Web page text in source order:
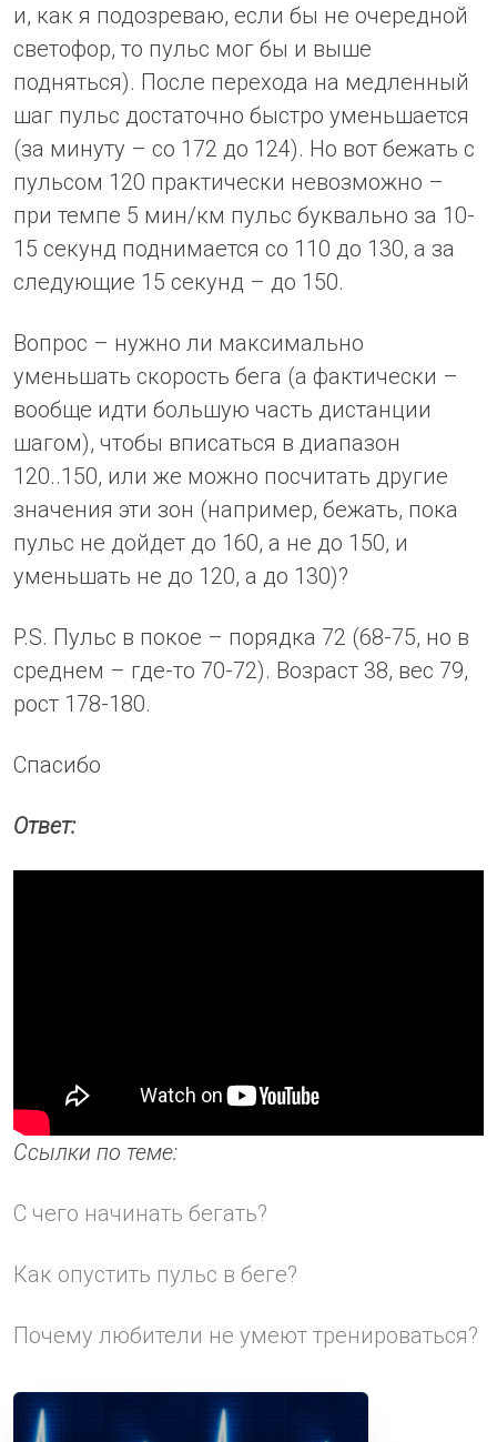
и, как я подозреваю, если бы не очередной
светофор, то пульс мог бы и выше
подняться). После перехода на медленный
шаг пульс достаточно быстро уменьшается
(за минуту – со 172 до 124). Но вот бежать с
пульсом 120 практически невозможно –
при темпе 5 мин/км пульс буквально за 10-
15 секунд поднимается со 110 до 130, а за
следующие 15 секунд – до 150.
Вопрос – нужно ли максимально
уменьшать скорость бега (а фактически –
вообще идти большую часть дистанции
шагом), чтобы вписаться в диапазон
120..150, или же можно посчитать другие
значения эти зон (например, бежать, пока
пульс не дойдет до 160, а не до 150, и
уменьшать не до 120, а до 130)?
P.S. Пульс в покое – порядка 72 (68-75, но в
среднем – где-то 70-72). Возраст 38, вес 79,
рост 178-180.
Спасибо
Ответ:
Ссылки по теме:
С чего начинать бегать?
Как опустить пульс в беге?
Почему любители не умеют тренироваться?